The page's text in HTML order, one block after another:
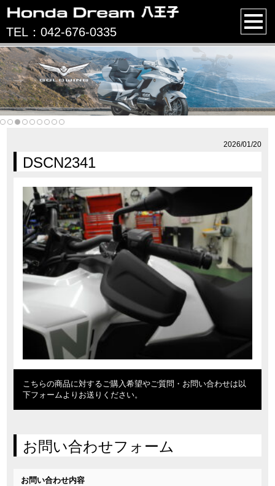
TEL：042-676-0335
2026/01/20
DSCN2341
こちらの商品に対するご購入希望やご質問・お問い合わせは以
下フォームよりお送りください。
お問い合わせフォーム
お問い合わせ内容